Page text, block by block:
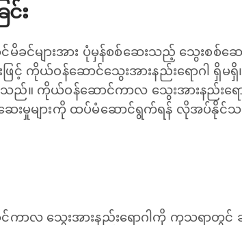
င်း
ခင်များအား ပုံမှန်စစ်ဆေးသည့် သွေးစစ်ဆေ
ဖြင့် ကိုယ်ဝန်ဆောင်သွေးအားနည်းရောဂါ ရှိမရှိ
။ ကိုယ်ဝန်ဆောင်ကာလ သွေးအားနည်းရောဂ
းမှုများကို ထပ်မံဆောင်ရွက်ရန် လိုအပ်နိုင်
ာလ သွေးအားနည်းရောဂါကို ကုသရာတွင်